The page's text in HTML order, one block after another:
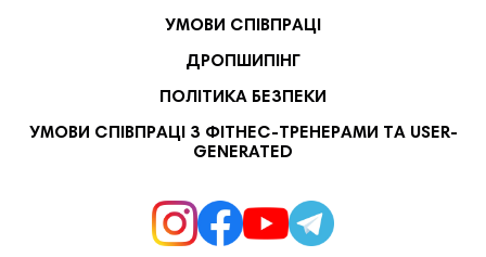
УМОВИ СПІВПРАЦІ
ДРОПШИПІНГ
ПОЛІТИКА БЕЗПЕКИ
УМОВИ СПІВПРАЦІ З ФІТНЕС-ТРЕНЕРАМИ ТА USER-
GENERATED